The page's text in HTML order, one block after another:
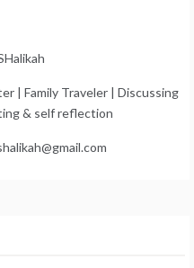
| Family Traveler | Discussing
& self reflection